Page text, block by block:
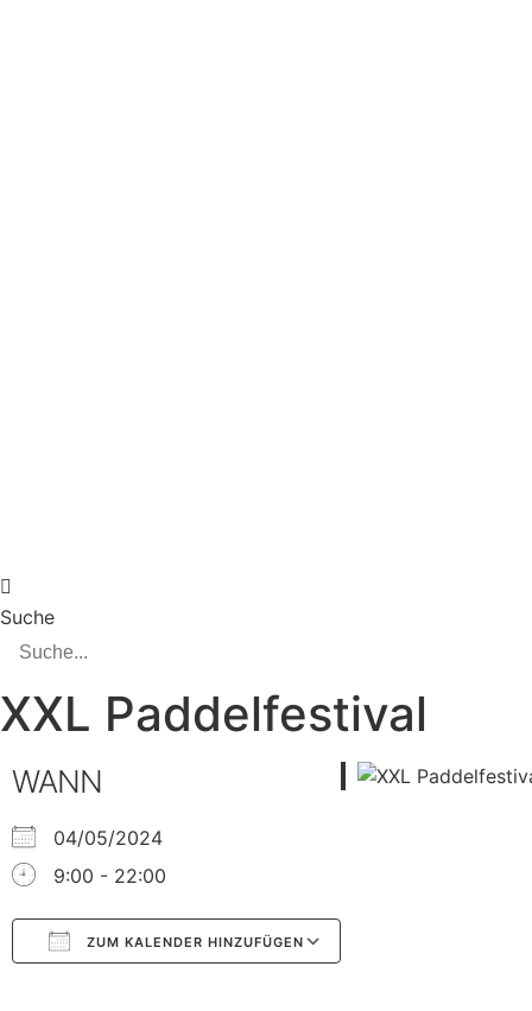
Suche
XXL Paddelfestival
WANN
04/05/2024
9:00 - 22:00
ZUM KALENDER HINZUFÜGEN